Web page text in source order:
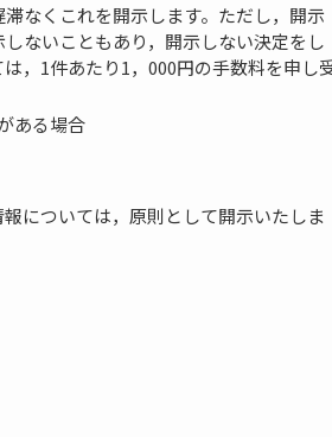
なくこれを開示します。ただし，開示
ないこともあり，開示しない決定をし
，1件あたり1，000円の手数料を申し
ある場合
については，原則として開示いたしま